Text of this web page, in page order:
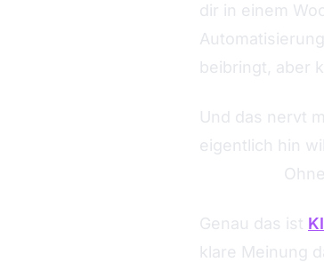
dir in einem
beibringt, aber
Und das nervt
eigentlich hin
Genau das ist
klare Meinung